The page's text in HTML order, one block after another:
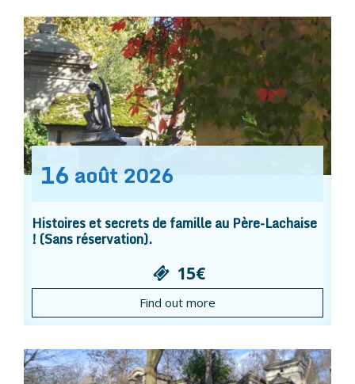
16 août 2026
Histoires et secrets de famille au Père-Lachaise
! (Sans réservation).
15€
Find out more